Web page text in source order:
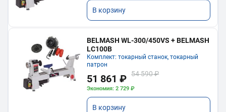
В корзину
BELMASH WL-300/450VS + BELMASH
LC100B
Комплект: токарный станок, токарный
патрон
51 861 ₽ 54 590 ₽
Экономия: 2 729 ₽
В корзину